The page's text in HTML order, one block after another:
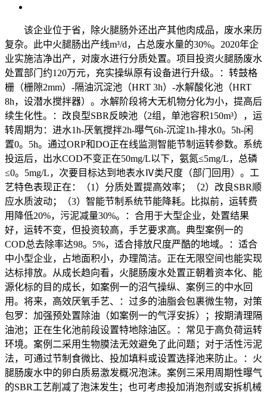
该企业位于省，除火腿肠外还出产其他肉成品，废水来历
复杂。此中火腿肠出产线m³/d，占总废水量的30%。2020年企
业实施洁净出产，对废水进行分质处置。项目投资火腿肠废水
处置部门约120万元，充实操纵原有设备进行升级。：转鼓格
栅（栅隙2mm）-隔油沉淀池（HRT 3h）-水解酸化池（HRT
8h，设潜水搅拌器）。水解阶段将大无机物分化为小，提高后
续生化性。：改良型SBR反映池（2组，单池容积150m³），运
转周期为：进水1h-厌氧搅拌2h-曝气6h-沉淀1h-排水0。5h-闲
置0。5h。通过ORP和DO正在线监测智能节制运转参数。系统
投运后，出水COD不变正在50mg/L以下，氨氮≤5mg/L，总磷
≤0。5mg/L，次要目标达到地表水Ⅳ类尺度（部门回用）。工
艺特色表现正在：（1）分质处置提高效率；（2）改良SBR顺
应水质波动；（3）智能节制系统节能降耗。比拟前，运转费
用降低20%，污泥减量30%。：合用于大型企业，处置结果
好，运转不变，但投资较高，手艺要求高。典型案例一的
COD总去除率达98。5%，适合排放尺度严酷的地域。：适合
中小型企业，占地面积小，办理简洁。正在无限空间也能实现
达标排放。从成长趋向看，火腿肠废水处置正朝着资本化、能
源化标的目的成长，如案例一的沼气操纵、案例三的中水回
用。将来，高效厌氧手艺、：过多的油脂会包裹微生物，对策
包罗：加强预处置除油（如案例一的气浮安拆）；按期清理隔
油池；正在生化池前段设置特地除油区。：常见于高负荷运转
环境。案例二采用生物膜法无效避免了此问题；对于活性污泥
法，可通过节制食微比、投加填料或设置选择池来防止。：火
腿肠废水中的卵白质易激发概况泡沫。案例三采用周期性曝气
的SBR工艺削减了泡沫发生；也可考虑投加消泡剂或安拆机械